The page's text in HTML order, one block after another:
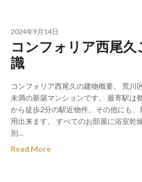
2024年9月14日
コンフォリア西尾久
識
コンフォリア西尾久の建物概要。 荒川
未満の新築マンションです。 最寄駅は
から徒歩2分の駅近物件。その他にも
用出来ます。 すべてのお部屋に浴室乾
別…
Read More